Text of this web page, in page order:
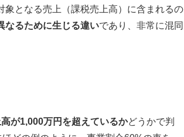
象となる売上（課税売上高）に含まれるの
なるために生じる違いであり、非常に混同
が1,000万円を超えているかどうかで判